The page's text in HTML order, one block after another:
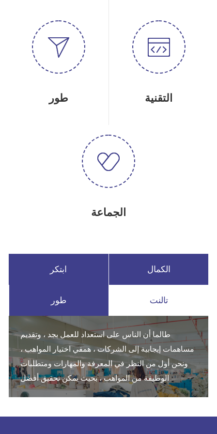
طور التقنية
الجماعة
ابتكر الكمال
طور تالنت
طالما أن الناس على استعداد للعمل بجد ، وتقديم
مساهمات إيجابية إلى الشركات ، همفي اختيار المواهب ،
ونحن أول من النظر في المعرفة والمهارات ومتطلبات
الوظيفة من المواهب ، بحيث يمكن تحقيق أفضل